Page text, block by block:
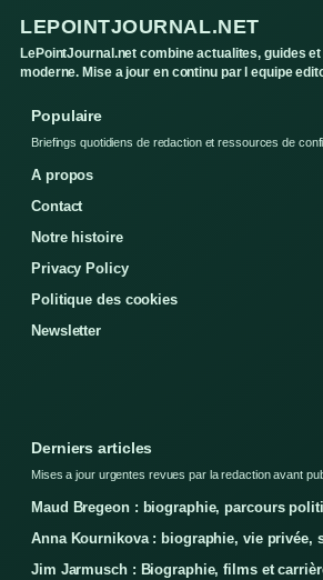
LEPOINTJOURNAL.NET
LePointJournal.net combine actualites, guides
moderne. Mise a jour en continu par l equipe
Populaire
Briefings quotidiens de redaction et ressources de
A propos
Contact
Notre histoire
Privacy Policy
Politique des cookies
Newsletter
Derniers articles
Mises a jour urgentes revues par la redaction avant
Maud Bregeon : biographie, parcours
Anna Kournikova : biographie, vie privée,
Jim Jarmusch : Biographie, films et